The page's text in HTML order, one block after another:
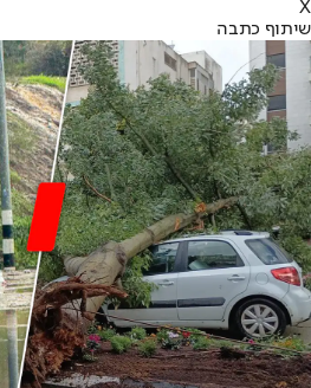
X
שיתוף כתבה